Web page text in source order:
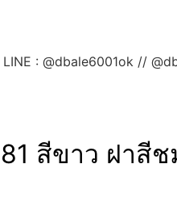
: @dbale6001ok //
สีขาว ฝาสีช